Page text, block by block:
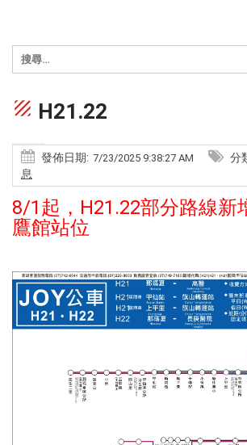
texture H21.22
發佈日期: 7/23/2025 9:38:27 AM 分
息
8/1起，H21.22部分路線新
鷹館站位